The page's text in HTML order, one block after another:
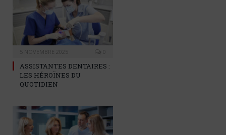
ASSISTANTES DENTAIRES :
LES HÉROÏNES DU
QUOTIDIEN